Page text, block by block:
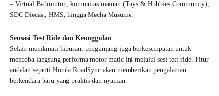
– Virtual Badminton, komunitas mainan (Toys & Hobbies Community),
SDC Diecast, HMS, hingga Mecha Musume.
Sensasi Test Ride dan Keunggulan
Selain menikmati hiburan, pengunjung juga berkesempatan untuk
mencoba langsung performa motor matic ini melalui sesi test ride. Fitur
andalan seperti Honda RoadSync akan memberikan pengalaman
berkendara baru yang praktis dan nyaman.